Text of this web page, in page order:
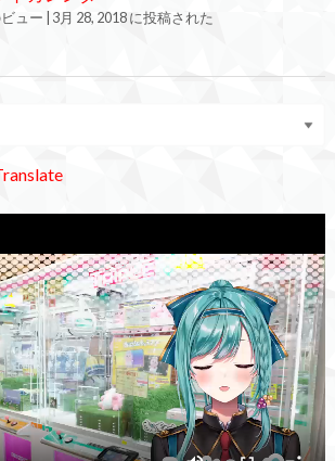
ュー 3月 28, 2018 に投稿された